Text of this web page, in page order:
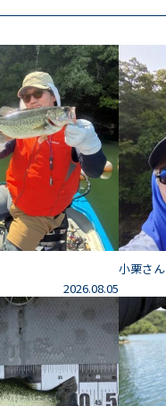
2026.08.05
小栗さん